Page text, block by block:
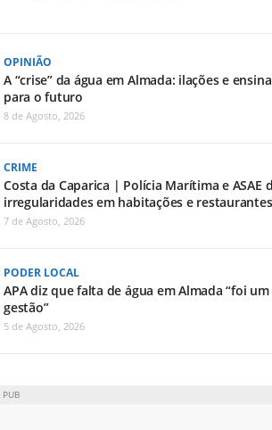
OPINIÃO
A “crise” da água em Almada: ilações e
para o futuro
8 de Agosto, 2026
CRIME
Costa da Caparica | Polícia Marítima e ASAE
irregularidades em habitações e restaurantes
7 de Agosto, 2026
PODER LOCAL
APA diz que falta de água em Almada “foi
gestão”
5 de Agosto, 2026
PUB